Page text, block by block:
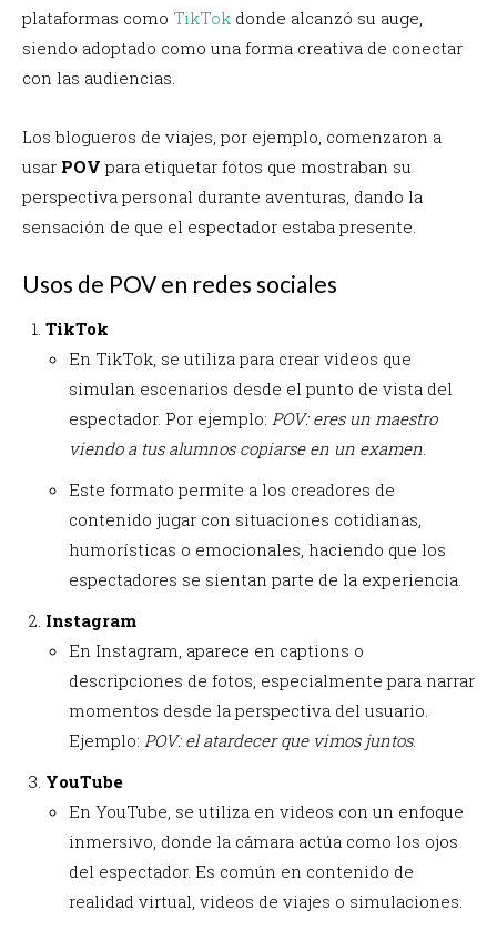
plataformas como TikTok donde alcanzó su auge,
siendo adoptado como una forma creativa de conectar
con las audiencias.
Los blogueros de viajes, por ejemplo, comenzaron a
usar POV para etiquetar fotos que mostraban su
perspectiva personal durante aventuras, dando la
sensación de que el espectador estaba presente.
Usos de POV en redes sociales
TikTok
En TikTok, se utiliza para crear videos que
simulan escenarios desde el punto de vista del
espectador. Por ejemplo: POV: eres un maestro
viendo a tus alumnos copiarse en un examen
Este formato permite a los creadores de
contenido jugar con situaciones cotidianas,
humorísticas o emocionales, haciendo que los
espectadores se sientan parte de la experiencia.
Instagram
En Instagram, aparece en captions o
descripciones de fotos, especialmente para narrar
momentos desde la perspectiva del usuario.
Ejemplo: POV: el atardecer que vimos juntos.
YouTube
En YouTube, se utiliza en videos con un enfoque
inmersivo, donde la cámara actúa como los ojos
del espectador. Es común en contenido de
realidad virtual, videos de viajes o simulaciones.